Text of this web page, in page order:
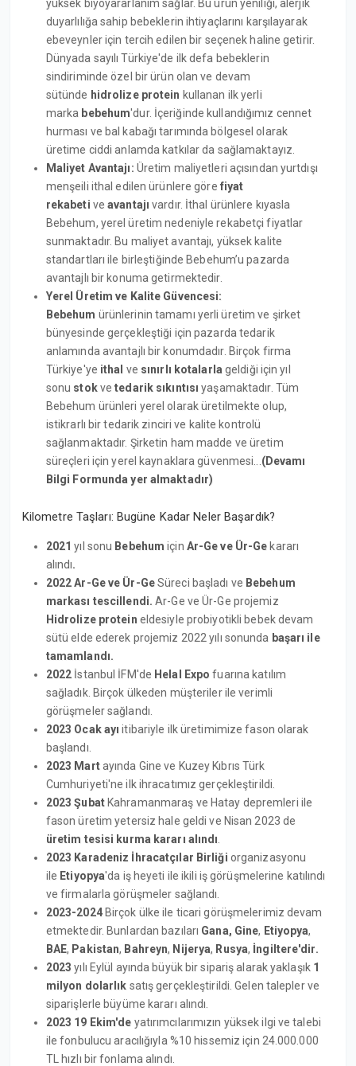
yüksek biyoyararlanım sağlar. Bu ürün yeniliği, alerjik
duyarlılığa sahip bebeklerin ihtiyaçlarını karşılayarak
ebeveynler için tercih edilen bir seçenek haline getirir.
Dünyada sayılı Türkiye'de ilk defa bebeklerin
sindiriminde özel bir ürün olan ve devam
sütünde hidrolize protein kullanan ilk yerli
marka bebehum'dur. İçeriğinde kullandığımız cennet
hurması ve bal kabağı tarımında bölgesel olarak
üretime ciddi anlamda katkılar da sağlamaktayız.
Maliyet Avantajı: Üretim maliyetleri açısından yurtdışı
menşeili ithal edilen ürünlere göre fiyat
rekabeti veavantajı vardır. İthal ürünlere kıyasla
Bebehum, yerel üretim nedeniyle rekabetçi fiyatlar
sunmaktadır. Bu maliyet avantajı, yüksek kalite
standartları ile birleştiğinde Bebehum’u pazarda
avantajlı bir konuma getirmektedir.
Yerel Üretim ve Kalite Güvencesi:
Bebehum ürünlerinin tamamı yerli üretim ve şirket
bünyesinde gerçekleştiği için pazarda tedarik
anlamında avantajlı bir konumdadır. Birçok firma
Türkiye'ye ithal ve sınırlı kotalarla geldiği için yıl
sonu stokvetedarik sıkıntısı yaşamaktadır. Tüm
Bebehum ürünleri yerel olarak üretilmekte olup,
istikrarlı bir tedarik zinciri ve kalite kontrolü
sağlanmaktadır. Şirketin ham madde ve üretim
süreçleri için yerel kaynaklara güvenmesi... (Devamı
Bilgi Formunda yer almaktadır)
Kilometre Taşları: Bugüne Kadar Neler Başardık?
2021yıl sonu Bebehumiçin Ar-Ge ve Ür-Ge kararı
alındı.
2022 Ar-Ge ve Ür-GeSüreci başladı ve Bebehum
markası tescillendi.Ar-Ge ve Ür-Ge projemiz
Hidrolize protein eldesiyle probiyotikli bebek devam
sütü elde ederek projemiz 2022 yılı sonunda başarı ile
tamamlandı.
2022 İstanbul İFM'de Helal Expo fuarına katılım
sağladık. Birçok ülkeden müşteriler ile verimli
görüşmeler sağlandı.
2023 Ocak ayıitibariyle ilk üretimimize fason olarak
başlandı.
2023 Martayında Gine ve Kuzey Kıbrıs Türk
Cumhuriyeti'ne ilk ihracatımız gerçekleştirildi.
2023 Şubat Kahramanmaraş ve Hatay depremleri ile
fason üretim yetersiz hale geldi ve Nisan 2023 de
üretim tesisi kurma kararı alındı
2023 Karadeniz İhracatçılar Birliği organizasyonu
ile Etiyopya'da iş heyeti ile ikili iş görüşmelerine katılındı
ve firmalarla görüşmeler sağlandı.
2023-2024Birçok ülke ile ticari görüşmelerimiz devam
etmektedir. Bunlardan bazıları Gana, Gine, Etiyopya,
BAE, Pakistan, Bahreyn, Nijerya, Rusya, İngiltere'dir.
2023yılı Eylül ayında büyük bir sipariş alarak yaklaşık 1
milyon dolarlık satış gerçekleştirildi. Gelen talepler ve
siparişlerle büyüme kararı alındı.
2023 19 Ekim'de yatırımcılarımızın yüksek ilgi ve talebi
ile fonbulucu aracılığıyla %10 hissemiz için 24.000.000
TL hızlı bir fonlama alındı.